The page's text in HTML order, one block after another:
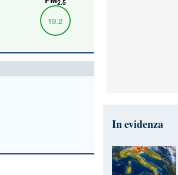
2.5
19.2
In evidenza